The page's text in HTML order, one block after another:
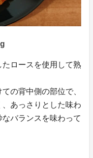
ロースを使用して熟
の背中側の部位で、
あっさりとした味わ
バランスを味わって